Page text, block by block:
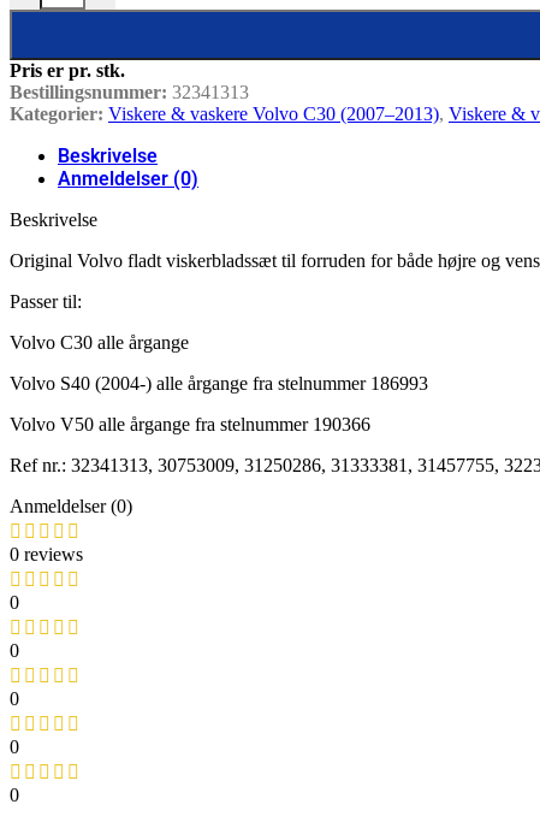
Pris er pr. stk.
Bestillingsnummer: 32341313
Kategorier: Viskere & vaskere Volvo C30 (2007–2013), Viskere &
Beskrivelse
Anmeldelser (0)
Beskrivelse
Original Volvo fladt viskerbladssæt til forruden for både højre og
Passer til:
Volvo C30 alle årgange
Volvo S40 (2004-) alle årgange fra stelnummer 186993
Volvo V50 alle årgange fra stelnummer 190366
Ref nr.: 32341313, 30753009, 31250286, 31333381, 31457755,
Anmeldelser (0)
0 reviews
0
0
0
0
0